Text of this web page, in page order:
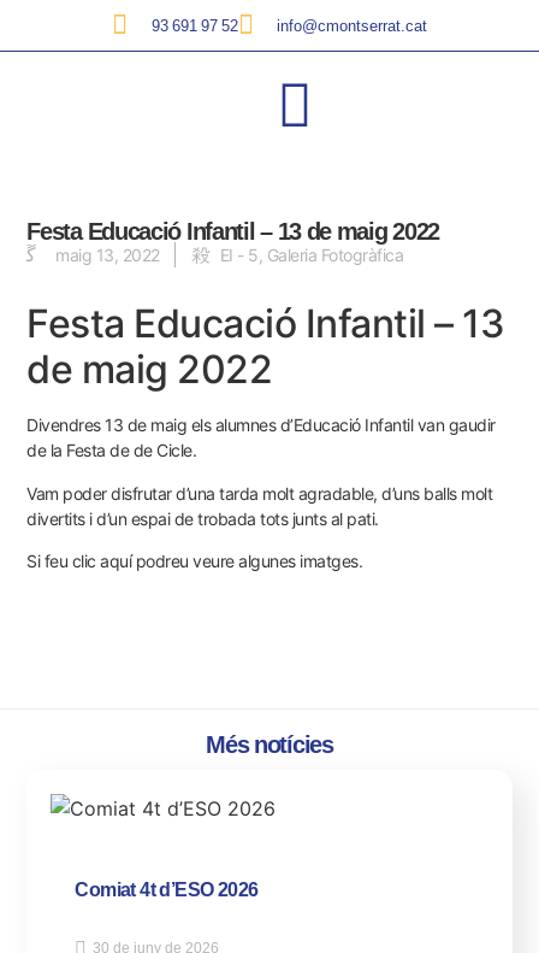
93 691 97 52 info@cmontserrat.cat
Festa Educació Infantil – 13 de maig 2022
maig 13, 2022 EI - 5 Galeria Fotogràfica
Festa Educació Infantil – 13
de maig 2022
Divendres 13 de maig els alumnes d’Educació Infantil van gaudir
de la Festa de de Cicle.
Vam poder disfrutar d’una tarda molt agradable, d’uns balls molt
divertits i d’un espai de trobada tots junts al pati.
Si feu clic aquí podreu veure algunes imatges.
Més notícies
Comiat 4t d’ESO 2026
30 de juny de 2026